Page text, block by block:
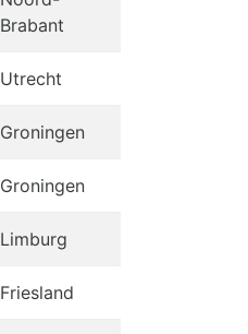
Brabant
Utrecht
Groningen
Groningen
Limburg
Friesland